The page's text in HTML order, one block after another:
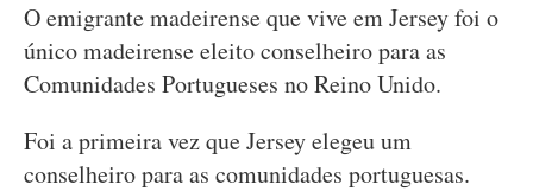
O emigrante madeirense que vive em Jersey foi o
único madeirense eleito conselheiro para as
Comunidades Portugueses no Reino Unido.
Foi a primeira vez que Jersey elegeu um
conselheiro para as comunidades portuguesas.